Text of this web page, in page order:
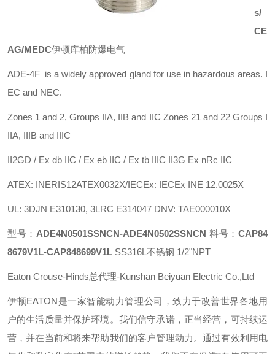
s/
CE
AG/MEDC伊顿库柏防爆电气
ADE-4F is a widely approved gland for use in hazardous areas. I
EC and NEC.
Zones 1 and 2, Groups IIA, IIB and IIC Zones 21 and 22 Groups I
IIA, IIIB and IIIC
II2GD / Ex db IIC / Ex eb IIC / Ex tb IIIC II3G Ex nRc IIC
ATEX: INERIS12ATEX0032X/IECEx: IECEx INE 12.0025X
UL: 3DJN E310130, 3LRC E314047 DNV: TAE000010X
型号： ADE4N0501SSNCN-ADE4N0502SSNCN 料号：CAP84
8679V1L-CAP848699V1L SS316L不锈钢 1/2"NPT
Eaton Crouse-Hinds总代理-Kunshan Beiyuan Electric Co.,Ltd
伊顿EATON是一家智能动力管理公司，致力于改善世界各地用
户的生活质量并保护环境。我们信守承诺，正当经营，可持续运
营，并在当前和将来帮助我们的客户管理动力。通过有效利用电